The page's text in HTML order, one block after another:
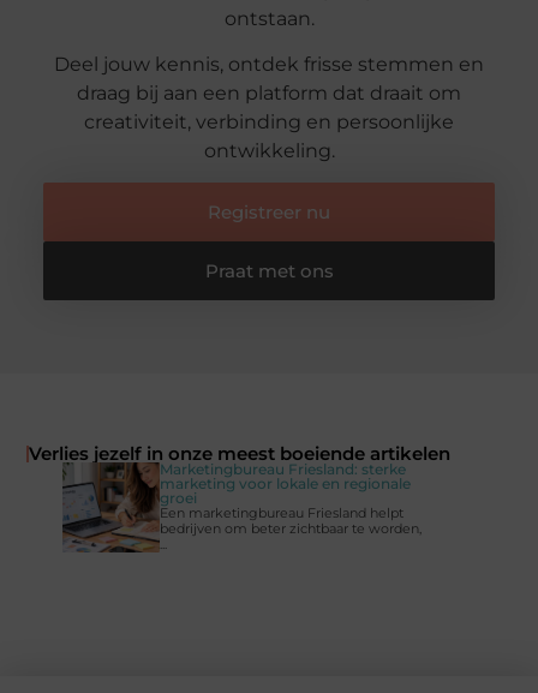
ontstaan.
Deel jouw kennis, ontdek frisse stemmen en
draag bij aan een platform dat draait om
creativiteit, verbinding en persoonlijke
ontwikkeling.
Registreer nu
Praat met ons
Verlies jezelf in onze meest boeiende artikelen
Marketingbureau Friesland: sterke
marketing voor lokale en regionale
groei
Een marketingbureau Friesland helpt
bedrijven om beter zichtbaar te worden,
...